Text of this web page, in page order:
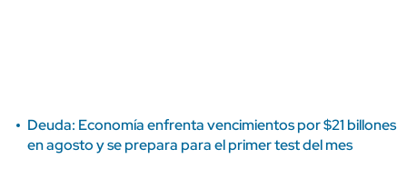
Deuda: Economía enfrenta vencimientos por $21 billones
en agosto y se prepara para el primer test del mes